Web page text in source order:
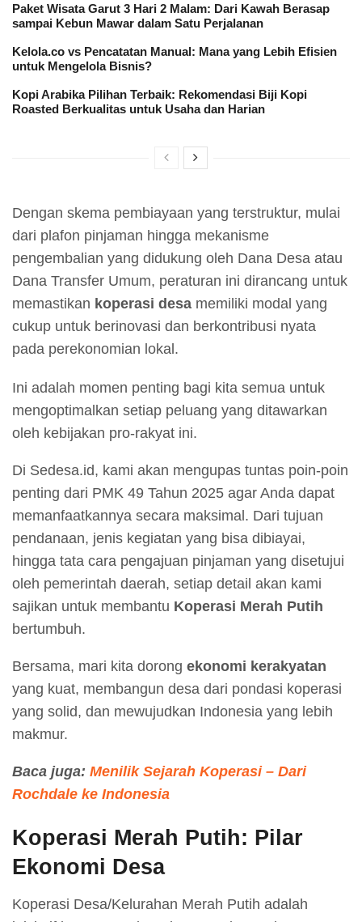
Paket Wisata Garut 3 Hari 2 Malam: Dari Kawah Berasap
sampai Kebun Mawar dalam Satu Perjalanan
Kelola.co vs Pencatatan Manual: Mana yang Lebih Efisien
untuk Mengelola Bisnis?
Kopi Arabika Pilihan Terbaik: Rekomendasi Biji Kopi
Roasted Berkualitas untuk Usaha dan Harian
Dengan skema pembiayaan yang terstruktur, mulai
dari plafon pinjaman hingga mekanisme
pengembalian yang didukung oleh Dana Desa atau
Dana Transfer Umum, peraturan ini dirancang untuk
memastikan koperasi desa memiliki modal yang
cukup untuk berinovasi dan berkontribusi nyata
pada perekonomian lokal.
Ini adalah momen penting bagi kita semua untuk
mengoptimalkan setiap peluang yang ditawarkan
oleh kebijakan pro-rakyat ini.
Di Sedesa.id, kami akan mengupas tuntas poin-poin
penting dari PMK 49 Tahun 2025 agar Anda dapat
memanfaatkannya secara maksimal. Dari tujuan
pendanaan, jenis kegiatan yang bisa dibiayai,
hingga tata cara pengajuan pinjaman yang disetujui
oleh pemerintah daerah, setiap detail akan kami
sajikan untuk membantu Koperasi Merah Putih
bertumbuh.
Bersama, mari kita dorong ekonomi kerakyatan
yang kuat, membangun desa dari pondasi koperasi
yang solid, dan mewujudkan Indonesia yang lebih
makmur.
Baca juga: Menilik Sejarah Koperasi – Dari
Rochdale ke Indonesia
Koperasi Merah Putih: Pilar
Ekonomi Desa
Koperasi Desa/Kelurahan Merah Putih adalah